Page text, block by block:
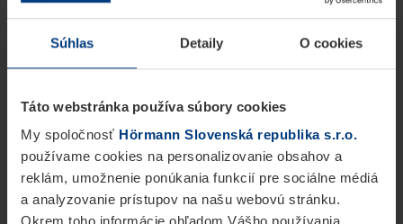
Súhlas Detaily O cookies
Táto webstránka používa súbory cookies
My spoločnosť Hörmann Slovenská republika s.r.o.
používame cookies na personalizovanie obsahov a
reklám, umožnenie ponúkania funkcií pre sociálne médiá
a analyzovanie prístupov na našu webovú stránku.